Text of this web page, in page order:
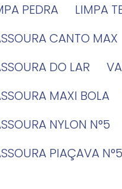
PEDRA
LIMPA
CANTO MAX
DO LAR
MAXI BOLA
NYLON N°5
PIAÇAVA N°5